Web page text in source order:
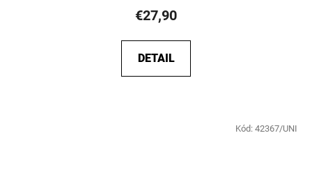
€27,90
DETAIL
Kód: 42367/UNI